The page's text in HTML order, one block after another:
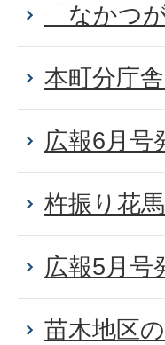
「なかつ
本町分庁
広報6月
杵振り花
広報5月号
苗木地区